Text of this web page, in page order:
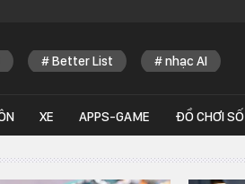
Better List nhạc AI
XE APPS-GAME ĐỒ CHƠI SỐ